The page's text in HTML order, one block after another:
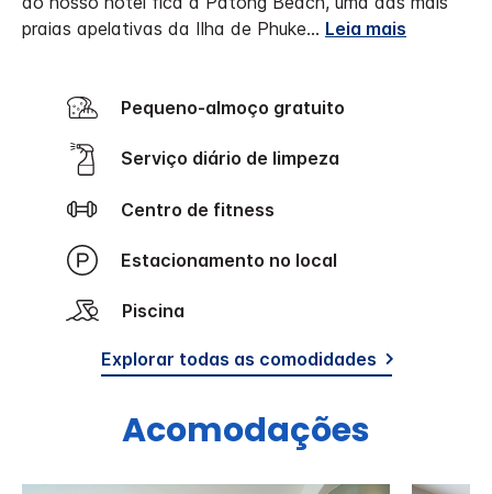
praias apelativas da Ilha de Phuke... Leia mais
Pequeno-almoço gratuito
Serviço diário de limpeza
Centro de fitness
Estacionamento no local
Piscina
Explorar todas as comodidades
Acomodações